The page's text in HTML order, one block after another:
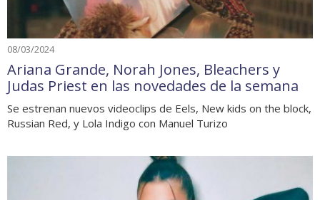
08/03/2024
Ariana Grande, Norah Jones, Bleachers y
Judas Priest en las novedades de la semana
Se estrenan nuevos videoclips de Eels, New kids on the block,
Russian Red, y Lola Indigo con Manuel Turizo